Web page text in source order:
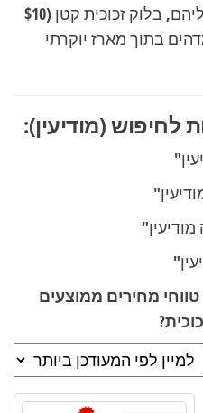
בלוק זכוכית קטן ($10
בתוך מארז יוקרתי
(מודיעין):
מחירים ממוצעים